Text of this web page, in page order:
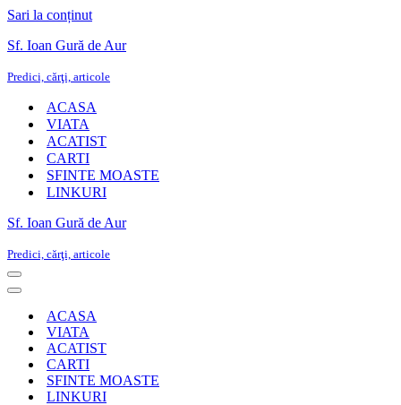
Sari la conținut
Sf. Ioan Gură de Aur
Predici, cărţi, articole
ACASA
VIATA
ACATIST
CARTI
SFINTE MOASTE
LINKURI
Sf. Ioan Gură de Aur
Predici, cărţi, articole
Meniu
de
Meniu
navigareACASA
VIATA
ACATIST
CARTI
SFINTE MOASTE
LINKURI